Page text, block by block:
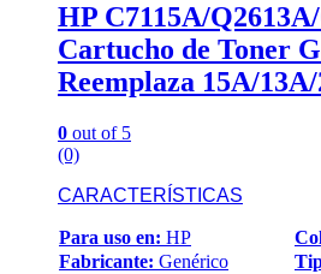
HP C7115A/
Cartucho de Toner
Reemplaza 15A/
0 out of 5
(0)
CARACTERÍSTICAS
Para uso en: HP
Fabricante: Genérico